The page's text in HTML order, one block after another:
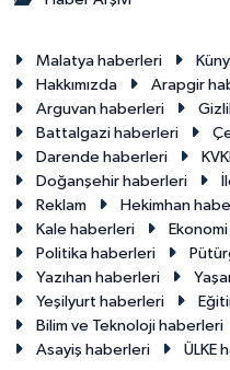
Malatya haberleri
Hakkımızda
Arapgir
Arguvan haberleri
Battalgazi haberleri
Darende haberleri
Doğanşehir haberleri
Reklam
Hekimhan
Kale haberleri
Politika haberleri
Yazıhan haberleri
Yeşilyurt haberleri
Bilim ve Teknoloji haberleri
Asayiş haberleri
ÜLKE